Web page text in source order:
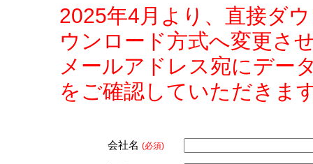
2025年4月より、直接ダ
ウンロード方式へ変更さ
メールアドレス宛にデー
をご確認していただきま
会社名 (必須)